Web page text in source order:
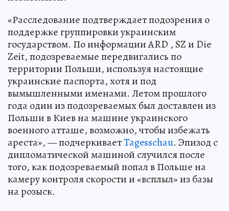
«Расследование подтверждает подозрения о
поддержке группировки украинским
государством. По информации ARD , SZ и Die
Zeit, подозреваемые передвигались по
территории Польши, используя настоящие
украинские паспорта, хотя и под
вымышленными именами. Летом прошлого
года один из подозреваемых был доставлен из
Польши в Киев на машине украинского
военного атташе, возможно, чтобы избежать
ареста», — подчеркиваетTagesschau. Эпизод с
дипломатической машиной случился после
того, как подозреваемый попал в Польше на
камеру контроля скорости и «всплыл» из базы
на розыск.